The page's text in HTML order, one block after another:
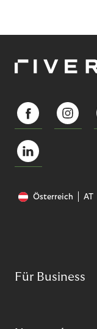
Österreich AT
Für Business